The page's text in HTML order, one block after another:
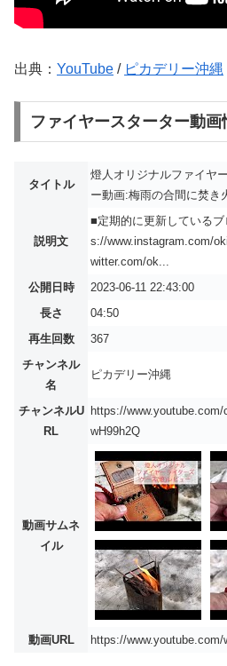
出典： YouTube / ピカデリー沖縄
ファイヤースターター動画
タイトル
燈人オリジナルファイヤ
ー動画:梅雨の合間に焚き
説明文
■定期的に更新している
s://www.instagram.com/
witter.com/ok...
公開日時
2023-06-11 22:43:00
長さ
04:50
再生回数
367
チャンネル
名
ピカデリー沖縄
チャンネルU
RL
https://
wH99h2Q
動画サムネ
イル
動画URL https://